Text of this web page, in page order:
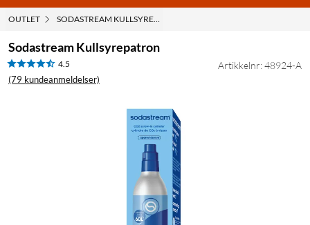
OUTLET SODASTREAM KULLSYREPATRON
Sodastream Kullsyrepatron
4.5
(79 kundeanmeldelser)
Artikkelnr: 48924-A